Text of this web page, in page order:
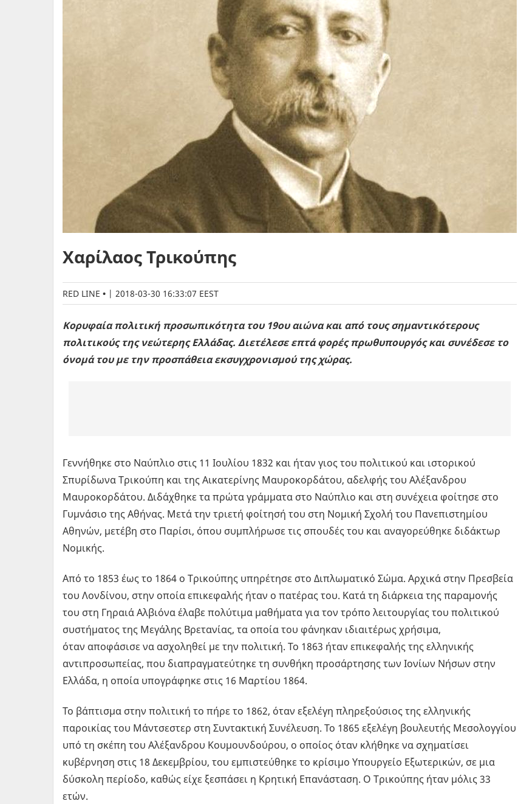
Χαρίλαος Τρικούπης
RED LINE | 2018-03-30 16:33:07 EEST
Κορυφαία πολιτική προσωπικότητα του 19ου αιώνα και από τους σημαντικότερους
πολιτικούς της νεώτερης Ελλάδας. Διετέλεσε επτά φορές πρωθυπουργός και συνέδεσε το
όνομά του με την προσπάθεια εκσυγχρονισμού της χώρας.
Γεννήθηκε στο Ναύπλιο στις 11 Ιουλίου 1832 και ήταν γιος του πολιτικού και ιστορικού
Σπυρίδωνα Τρικούπη και της Αικατερίνης Μαυροκορδάτου, αδελφής του Αλέξανδρου
Μαυροκορδάτου. Διδάχθηκε τα πρώτα γράμματα στο Ναύπλιο και στη συνέχεια φοίτησε στο
Γυμνάσιο της Αθήνας. Μετά την τριετή φοίτησή του στη Νομική Σχολή του Πανεπιστημίου
Αθηνών, μετέβη στο Παρίσι, όπου συμπλήρωσε τις σπουδές του και αναγορεύθηκε διδάκτωρ
Νομικής.
Από το 1853 έως το 1864 ο Τρικούπης υπηρέτησε στο Διπλωματικό Σώμα. Αρχικά στην Πρεσβεία
του Λονδίνου, στην οποία επικεφαλής ήταν ο πατέρας του. Κατά τη διάρκεια της παραμονής
του στη Γηραιά Αλβιόνα έλαβε πολύτιμα μαθήματα για τον τρόπο λειτουργίας του πολιτικού
συστήματος της Μεγάλης Βρετανίας, τα οποία του φάνηκαν ιδιαιτέρως χρήσιμα,
όταν αποφάσισε να ασχοληθεί με την πολιτική. Το 1863 ήταν επικεφαλής της ελληνικής
αντιπροσωπείας, που διαπραγματεύτηκε τη συνθήκη προσάρτησης των Ιονίων Νήσων στην
Ελλάδα, η οποία υπογράφηκε στις 16 Μαρτίου 1864.
Το βάπτισμα στην πολιτική το πήρε το 1862, όταν εξελέγη πληρεξούσιος της ελληνικής
παροικίας του Μάντσεστερ στη Συντακτική Συνέλευση. Το 1865 εξελέγη βουλευτής Μεσολογγίου
υπό τη σκέπη του Αλέξανδρου Κουμουνδούρου, ο οποίος όταν κλήθηκε να σχηματίσει
κυβέρνηση στις 18 Δεκεμβρίου, του εμπιστεύθηκε το κρίσιμο Υπουργείο Εξωτερικών, σε μια
δύσκολη περίοδο, καθώς είχε ξεσπάσει η Κρητική Επανάσταση. Ο Τρικούπης ήταν μόλις 33
ετών.